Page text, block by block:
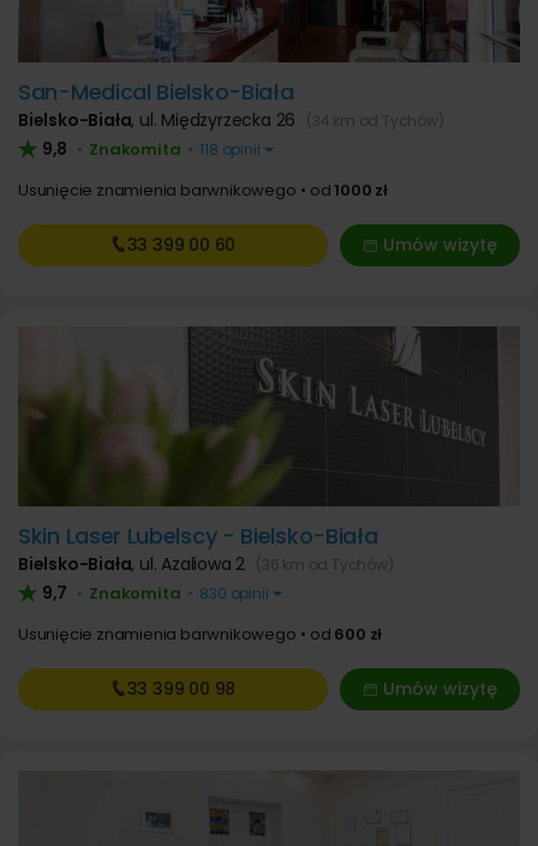
San-Medical Bielsko-Biała
Bielsko-Biała, ul. Międzyrzecka 26 (34 km od Tychów)
9,8 • Znakomita • 118 opinii
Usunięcie znamienia barwnikowego od1000 zł
Umów wizytę
33 399 00 60
Skin Laser Lubelscy - Bielsko-Biała
Bielsko-Biała, ul. Azaliowa 2 (36 km od Tychów)
9,7 • Znakomita • 830 opinii
Usunięcie znamienia barwnikowego od 600 zł
Umów wizytę
33 399 00 98